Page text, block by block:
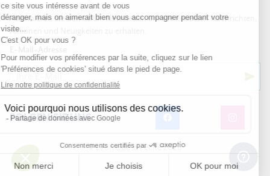
Abonnieren Sie den LDLP-Newsletter, um alle neuesten Nachrichten,
Aktionen und Neuigkeiten zu erhalten.
FOLGEN SIE UNS
© Leurre de la Pêche 2026